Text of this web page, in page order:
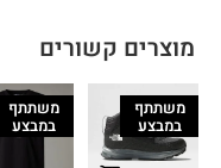
מוצרים קשורים
משתתף
במבצע
משתתף
במבצע